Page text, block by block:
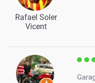
Rafael Soler
Vicent